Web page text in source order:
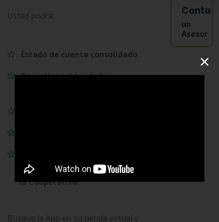
Usted podrá:
Estado de cuenta consolidado
Consultar saldos de las
información de sus productos con
la Cooperativa.
Busque la App en su tienda virtual y
un
Asesor
×